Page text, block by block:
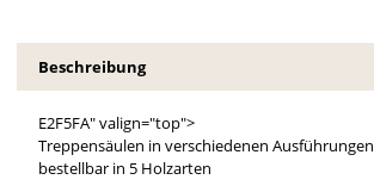
Beschreibung
E2F5FA" valign="top">
Treppensäulen in verschiedenen Ausführungen
bestellbar in 5 Holzarten